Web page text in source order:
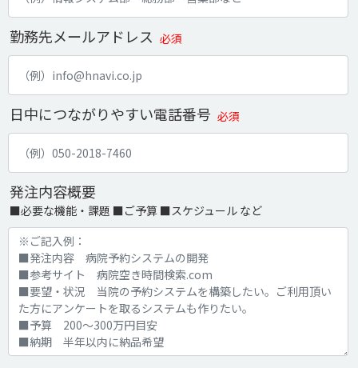
勤務先メールアドレス 必須
日中につながりやすい電話番号 必須
発注内容概要
■必要な機能・課題 ■ご予算 ■スケジュール など